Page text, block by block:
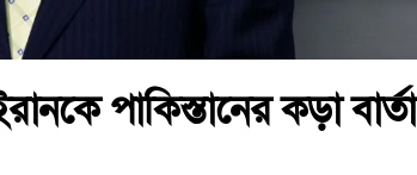
পাকিস্তানের কড়া বার্তা